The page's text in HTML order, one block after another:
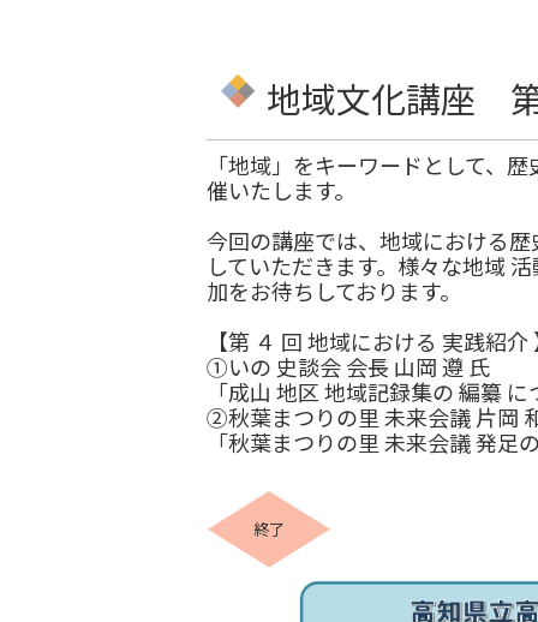
地域文化講座
「地域」をキーワードとして、
催いたします。
今回の講座では、地域における
していただきます。様々な地域
加をお待ちしております。
【第 ４ 回 地域における 実践紹介
①いの 史談会 会長 山岡 遵 氏
「成山 地区 地域記録集の 編纂 に
②秋葉まつりの里 未来会議 片岡
「秋葉まつりの里 未来会議 発足
終了